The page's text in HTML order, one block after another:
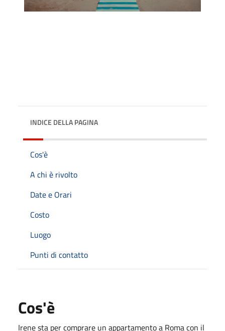
INDICE DELLA PAGINA
Cos'è
A chi è rivolto
Date e Orari
Costo
Luogo
Punti di contatto
Cos'è
Irene sta per comprare un appartamento a Roma con il